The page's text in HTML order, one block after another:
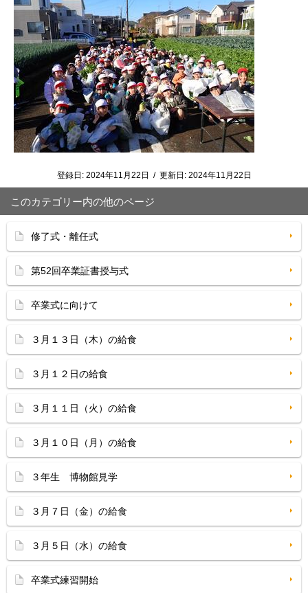
登録日: 2024年11月22日 / 更新日: 2024年11月22日
このカテゴリー内の他のページ
修了式・離任式
第52回卒業証書授与式
卒業式に向けて
３月１３日（木）の給食
３月１２日の給食
３月１１日（火）の給食
３月１０日（月）の給食
３年生 博物館見学
３月７日（金）の給食
３月５日（水）の給食
卒業式練習開始